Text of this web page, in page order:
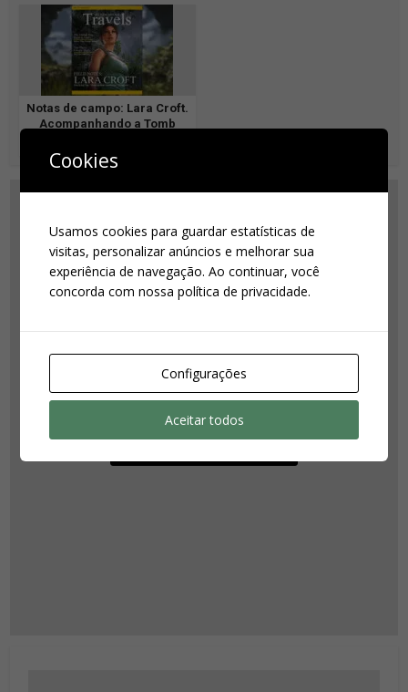
Notas de campo: Lara Croft.
Acompanhando a Tomb
Suas configurações estão impedindo que você veja este
conteúdo. É provável que você tenha desativado a opção
'Melhor experiência'.
Cookies
Usamos cookies para guardar estatísticas de
visitas, personalizar anúncios e melhorar sua
experiência de navegação. Ao continuar, você
concorda com nossa política de privacidade.
Configurações
Aceitar todos